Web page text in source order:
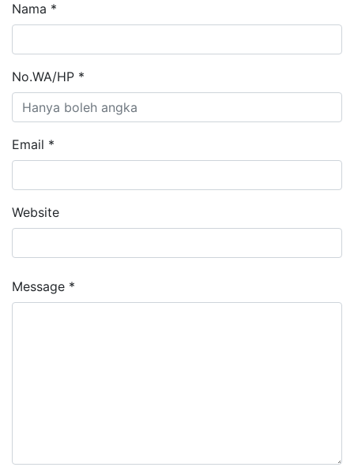
Nama *
No.WA/HP *
Email *
Website
Message *